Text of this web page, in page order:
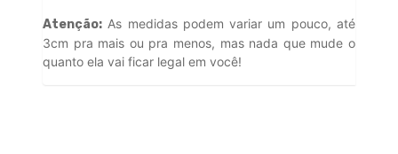
Atenção: As medidas podem variar um pouco, até
3cm pra mais ou pra menos, mas nada que mude o
quanto ela vai ficar legal em você!